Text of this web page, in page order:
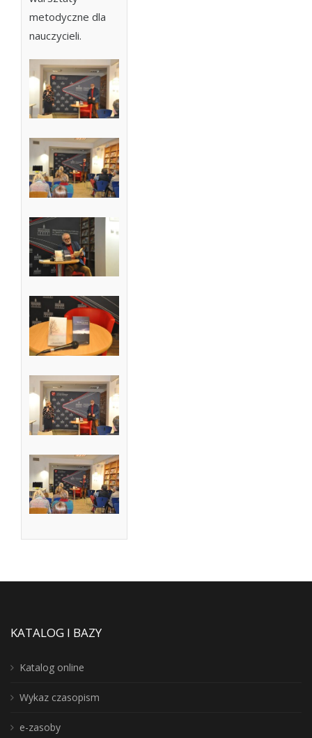
metodyczne dla
nauczycieli.
KATALOG I BAZY
Katalog online
Wykaz czasopism
e-zasoby